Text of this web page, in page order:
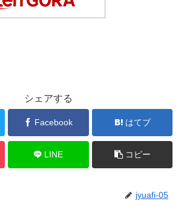
シェアする
Facebook はてブ
LINE コピー
jyuafi-05